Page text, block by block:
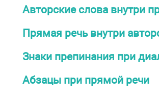
Авторские слова внутри
Прямая речь внутри
Знаки препинания при
Абзацы при прямой речи